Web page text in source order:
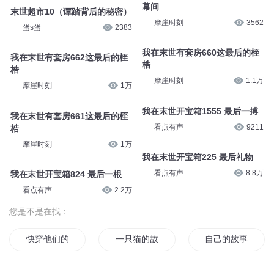
末世超市10（谭踏背后的秘密）
蛋s蛋 2383
我在末世有套房662这最后的桎
梏
摩崖时刻 1万
我在末世有套房661这最后的桎
梏
摩崖时刻 1万
我在末世开宝箱824 最后一根
看点有声 2.2万
幕间
摩崖时刻 3562
我在末世有套房660这最后的桎
梏
摩崖时刻 1.1万
我在末世开宝箱1555 最后一搏
看点有声 9211
我在末世开宝箱225 最后礼物
看点有声 8.8万
您是不是在找：
快穿他们的故事 一只猫的故事 自己的故事